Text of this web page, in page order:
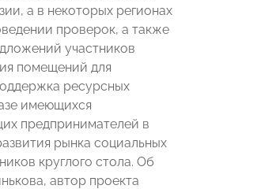
а в некоторых регионах
проверок, а также
участников
помещений для
ресурсных
имеющихся
предпринимателей в
рынка социальных
круглого стола. Об
автор проекта